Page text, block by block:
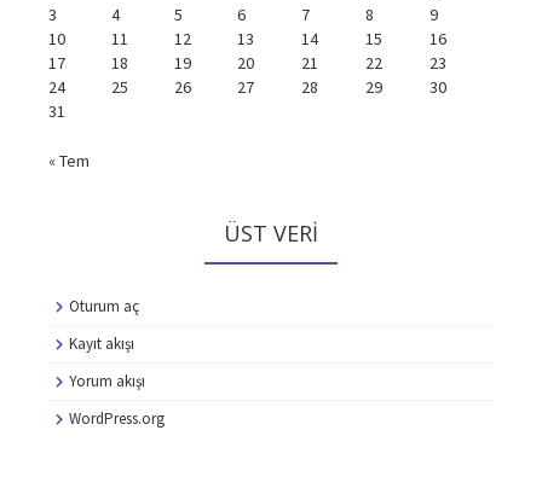
3
4 5 6 7 8
9
10
11 12 13 14 15
16
17
18 19 20 21 22
23
24
25 26 27 28 29
30
31
« Tem
ÜST VERI
Oturum aç
Kayıt akışı
Yorum akışı
WordPress.org